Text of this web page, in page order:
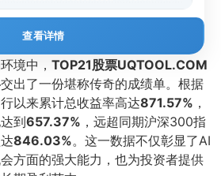
查看详情
境中， TOP21股票UQTOOL.COM
交出了一份堪称传奇的成绩单。根据
以来累计总收益率高达871.57% ，
到657.37% ，远超同期沪深300指
846.03%。这一数据不仅彰显了AI
方面的强大能力，也为投资者提供